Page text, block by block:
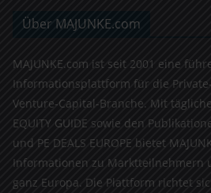
Über MAJUNKE.com
MAJUNKE.com ist seit 2001 eine
Informationsplattform für die
Venture-Capital-Branche. Mit
EQUITY GUIDE sowie den
und PE DEALS EUROPE bietet
Informationen zu Marktteilnehmern
ganz Europa. Die Plattform richtet